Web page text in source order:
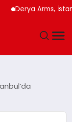
Derya Arms,